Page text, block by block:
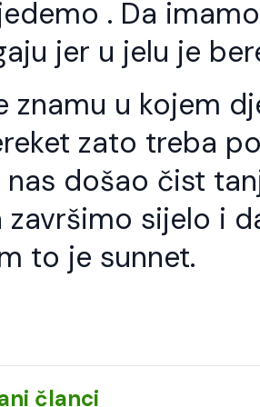
. Da
jer u jelu je
znamu u kojem
zato treba
nas došao čist
završimo sijelo i
to je sunnet.
članci
i